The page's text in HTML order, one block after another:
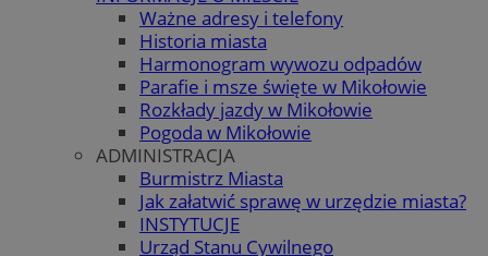
Ważne adresy i telefony
Historia miasta
Harmonogram wywozu odpadów
Parafie i msze święte w Mikołowie
Rozkłady jazdy w Mikołowie
Pogoda w Mikołowie
ADMINISTRACJA
Burmistrz Miasta
Jak załatwić sprawę w urzędzie miasta?
INSTYTUCJE
Urząd Stanu Cywilnego